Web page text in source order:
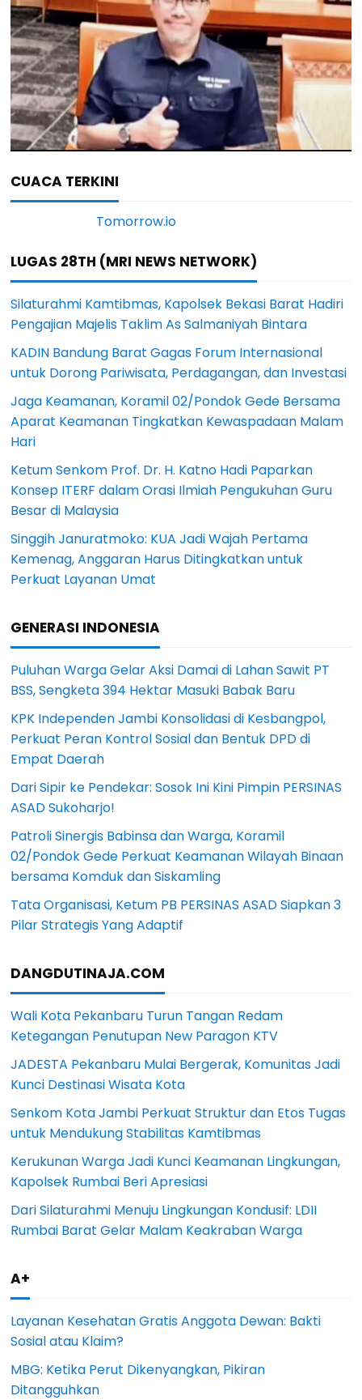
CUACA TERKINI
LUGAS 28TH (MRI NEWS NETWORK)
Silaturahmi Kamtibmas, Kapolsek Bekasi Barat Hadiri
Pengajian Majelis Taklim As Salmaniyah Bintara
KADIN Bandung Barat Gagas Forum Internasional
untuk Dorong Pariwisata, Perdagangan, dan Investasi
Jaga Keamanan, Koramil 02/Pondok Gede Bersama
Aparat Keamanan Tingkatkan Kewaspadaan Malam
Hari
Ketum Senkom Prof. Dr. H. Katno Hadi Paparkan
Konsep ITERF dalam Orasi Ilmiah Pengukuhan Guru
Besar di Malaysia
Singgih Januratmoko: KUA Jadi Wajah Pertama
Kemenag, Anggaran Harus Ditingkatkan untuk
Perkuat Layanan Umat
GENERASI INDONESIA
Puluhan Warga Gelar Aksi Damai di Lahan Sawit PT
BSS, Sengketa 394 Hektar Masuki Babak Baru
KPK Independen Jambi Konsolidasi di Kesbangpol,
Perkuat Peran Kontrol Sosial dan Bentuk DPD di
Empat Daerah
Dari Sipir ke Pendekar: Sosok Ini Kini Pimpin PERSINAS
ASAD Sukoharjo!
Patroli Sinergis Babinsa dan Warga, Koramil
02/Pondok Gede Perkuat Keamanan Wilayah Binaan
bersama Komduk dan Siskamling
Tata Organisasi, Ketum PB PERSINAS ASAD Siapkan 3
Pilar Strategis Yang Adaptif
DANGDUTINAJA.COM
Wali Kota Pekanbaru Turun Tangan Redam
Ketegangan Penutupan New Paragon KTV
JADESTA Pekanbaru Mulai Bergerak, Komunitas Jadi
Kunci Destinasi Wisata Kota
Senkom Kota Jambi Perkuat Struktur dan Etos Tugas
untuk Mendukung Stabilitas Kamtibmas
Kerukunan Warga Jadi Kunci Keamanan Lingkungan,
Kapolsek Rumbai Beri Apresiasi
Dari Silaturahmi Menuju Lingkungan Kondusif: LDII
Rumbai Barat Gelar Malam Keakraban Warga
A+
Layanan Kesehatan Gratis Anggota Dewan: Bakti
Sosial atau Klaim?
MBG: Ketika Perut Dikenyangkan, Pikiran
Ditangguhkan